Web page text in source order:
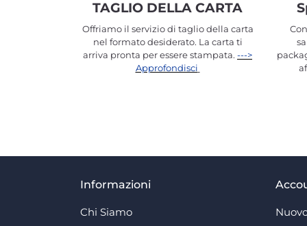
TAGLIO DELLA CARTA
Offriamo il servizio di taglio della carta
nel formato desiderato. La carta ti
arriva pronta per essere stampata. --->
Approfondisci
Informazioni
Chi Siamo